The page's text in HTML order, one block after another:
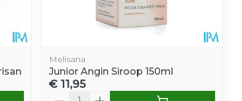
Melisana
Junior Angin Siroop 150ml
€ 11,95
Aantal